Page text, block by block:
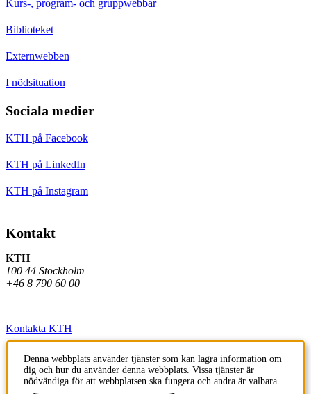
Kurs-, program- och gruppwebbar
Biblioteket
Externwebben
I nödsituation
Sociala medier
KTH på Facebook
KTH på LinkedIn
KTH på Instagram
Kontakt
KTH
100 44 Stockholm
+46 8 790 60 00
Kontakta KTH
Jobba på KTH
Press och media
Denna webbplats använder tjänster som kan lagra information om
dig och hur du använder denna webbplats. Vissa tjänster är
nödvändiga för att webbplatsen ska fungera och andra är valbara.